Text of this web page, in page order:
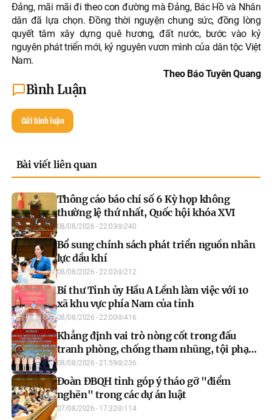
Đảng, mãi mãi đi theo con đường mà Đảng, Bác Hồ và Nhân
dân đã lựa chọn. Đồng thời nguyện chung sức, đồng lòng
quyết tâm xây dựng quê hương, đất nước, bước vào kỷ
nguyên phát triển mới, kỷ nguyên vươn mình của dân tộc Việt
Nam.
Theo Báo Tuyên Quang
Bình Luận
Gửi bình luận
Bài viết liên quan
Thông cáo báo chí số 6 Kỳ họp không
thường lệ thứ nhất, Quốc hội khóa XVI
08/08/2026 - 22:03 240
Bổ sung chính sách phát triển nguồn nhân
lực dầu khí
08/08/2026 - 22:02 212
Bí thư Tỉnh ủy Hầu A Lềnh làm việc với 10
xã khu vực phía Nam của tỉnh
08/08/2026 - 22:00 416
Khẳng định vai trò nòng cốt trong đấu
tranh phòng, chống tham nhũng, tội phạm
kinh tế
08/08/2026 - 21:59 236
Đoàn ĐBQH tỉnh góp ý tháo gỡ "điểm
nghẽn" trong các dự án luật
07/08/2026 - 17:32 114